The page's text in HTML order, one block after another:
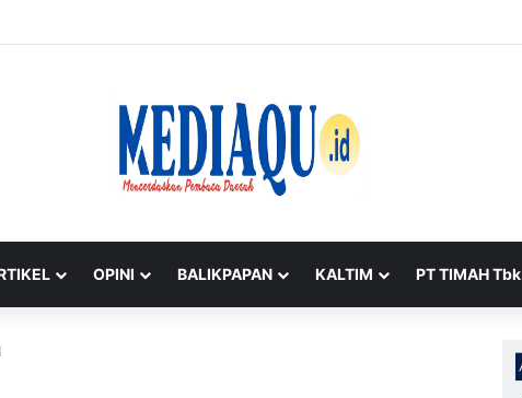
Untuk Rakyat’ Warnai Aksi Donor Darah HUT ke-50 PT Timah di Jakarta
OPINI BALIKPAPAN KALTIM PT TIMAH Tbk